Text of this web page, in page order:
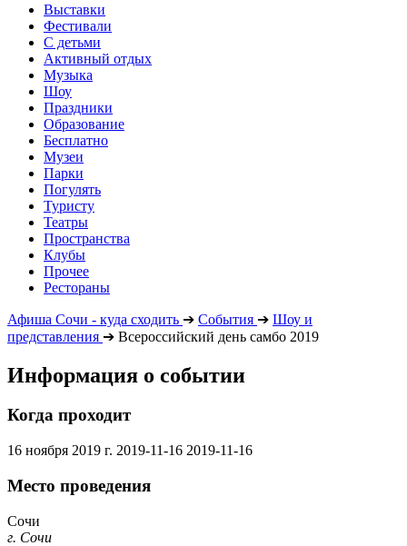
Выставки
Фестивали
С детьми
Активный отдых
Музыка
Шоу
Праздники
Образование
Бесплатно
Музеи
Парки
Погулять
Туристу
Театры
Пространства
Клубы
Прочее
Рестораны
Афиша Сочи - куда сходить ➔ События ➔ Шоу и
представления ➔ Всероссийский день самбо 2019
Информация о событии
Когда проходит
16 ноября 2019 г. 2019-11-16 2019-11-16
Место проведения
Сочи
г. Сочи